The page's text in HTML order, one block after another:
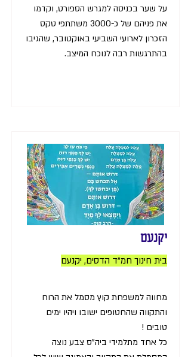
על שער בכניסה למגרש הספורט, וקדמו
את פניהם של כ-3000 משתתפי טקס
הזכרון לארועי השביעי באוקטובר, שהגיבו
בהתרגשות רבה לנוכח המיצב.
יקנעם
בית חינוך חמ"ד הדסים, יקנעם
מחווה למשפחת קוץ מסמל את הרוח
והתקווה שהחטופים ישובו ויהיו ימים
טובים !
כל אחד מתלמידי ביה"ס צבע נוצה